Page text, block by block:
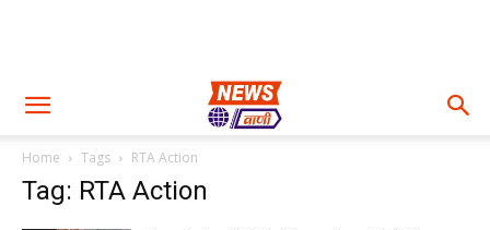
Home Tags RTA Action
Tag: RTA Action